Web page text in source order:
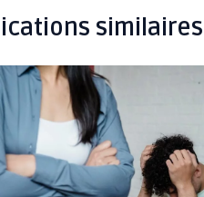
similaires